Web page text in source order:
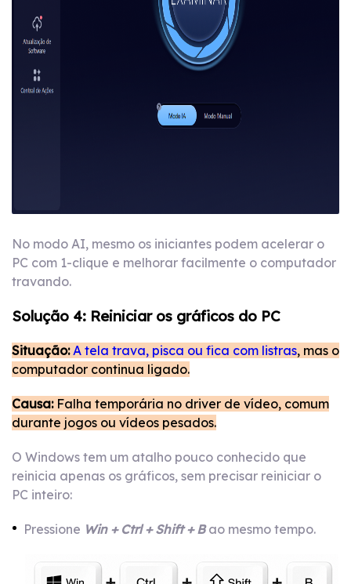
No modo AI, mesmo os iniciantes podem acelerar o
PC com 1-clique e melhorar facilmente o computador
travando.
Solução 4: Reiniciar os gráficos do PC
Situação:A tela trava, pisca ou fica com listras, mas o
computador continua ligado.
Causa: Falha temporária no driver de vídeo, comum
durante jogos ou vídeos pesados.
O Windows tem um atalho pouco conhecido que
reinicia apenas os gráficos, sem precisar reiniciar o
PC inteiro:
Pressione Win + Ctrl + Shift + Bao mesmo tempo.